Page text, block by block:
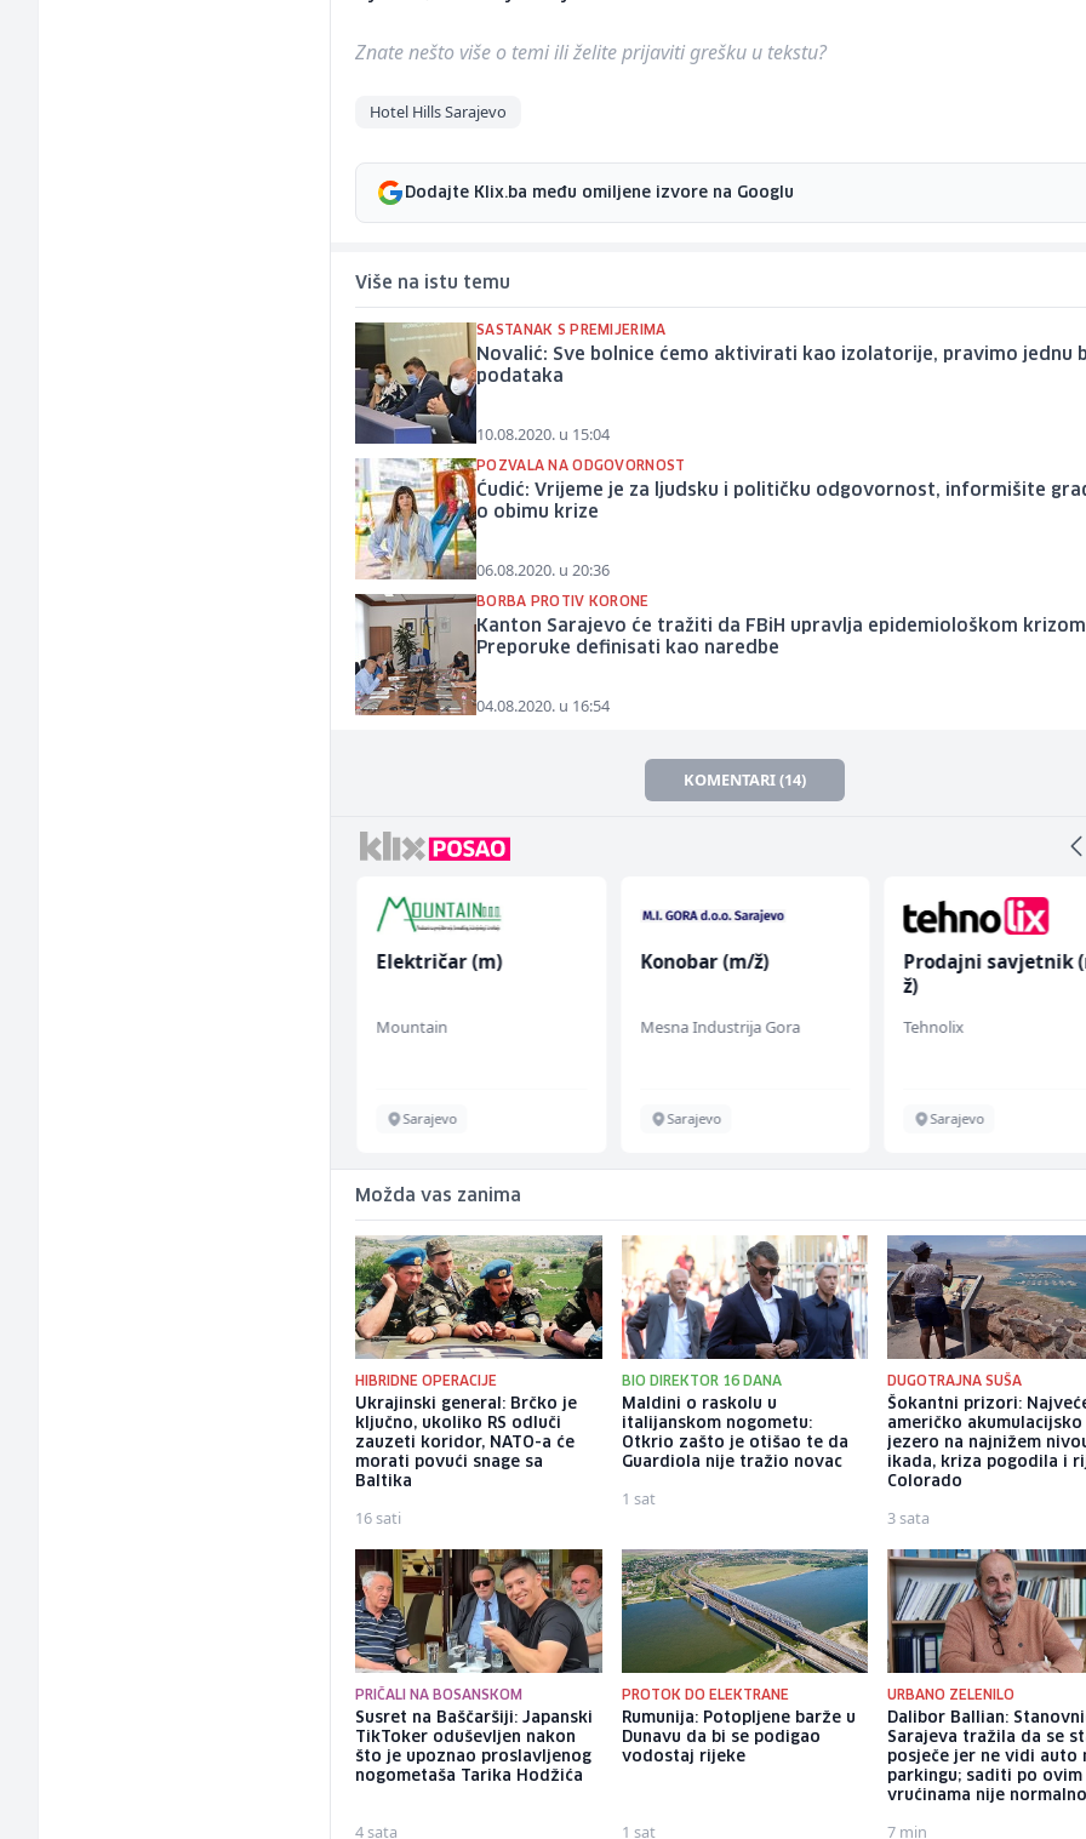
Znate nešto više o temi ili želite prijaviti grešku u tekstu?
Hotel Hills Sarajevo
Dodajte Klix.ba među omiljene izvore na Googlu
Više na istu temu
SASTANAK S PREMIJERIMA
Novalić: Sve bolnice ćemo aktivirati kao izolatorije, pravimo jednu
podataka
10.08.2020. u 15:04
POZVALA NA ODGOVORNOST
Ćudić: Vrijeme je za ljudsku i političku odgovornost, informišite
o obimu krize
06.08.2020. u 20:36
BORBA PROTIV KORONE
Kanton Sarajevo će tražiti da FBiH upravlja epidemiološkom
Preporuke definisati kao naredbe
04.08.2020. u 16:54
KOMENTARI (14)
Električar (m)
Mountain
Sarajevo
Konobar (m/ž)
Mesna Industrija Gora
Sarajevo
Prodajni savjetnik
ž)
Tehnolix
Sarajevo
Možda vas zanima
HIBRIDNE OPERACIJE
Ukrajinski general: Brčko je
ključno, ukoliko RS odluči
zauzeti koridor, NATO-a će
morati povući snage sa
Baltika
16 sati
BIO DIREKTOR 16 DANA
Maldini o raskolu u
italijanskom nogometu:
Otkrio zašto je otišao te da
Guardiola nije tražio novac
1 sat
DUGOTRAJNA SUŠA
Šokantni prizori:
američko akumulacijsko
jezero na najnižem
ikada, kriza pogodila i
Colorado
3 sata
PRIČALI NA BOSANSKOM
Susret na Baščaršiji: Japanski
TikToker oduševljen nakon
što je upoznao proslavljenog
nogometaša Tarika Hodžića
4 sata
PROTOK DO ELEKTRANE
Rumunija: Potopljene barže u
Dunavu da bi se podigao
vodostaj rijeke
1 sat
URBANO ZELENILO
Dalibor Ballian:
Sarajeva tražila da se
posječe jer ne vidi auto
parkingu; saditi po ovim
vrućinama nije normalno
7 min